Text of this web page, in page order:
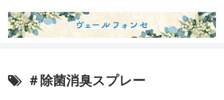
＃除菌消臭スプレー